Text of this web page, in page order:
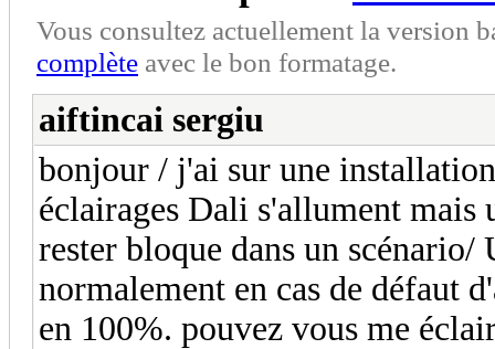
Vous consultez actuellement la version
complète avec le bon formatage.
aiftincai sergiu
bonjour / j'ai sur une
éclairages Dali s'allument mais
rester bloque dans un
normalement en cas de défaut
en 100%. pouvez vous me